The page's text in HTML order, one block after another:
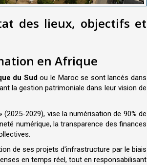
des lieux, objectifs et
en Afrique
du Sud ou le Maroc se sont lancés dans
la gestion patrimoniale dans leur vision de
(2025-2029), vise la numérisation de 90% de
numérique, la transparence des finances
de ses projets d'infrastructure par le biais
en temps réel, tout en responsabilisant